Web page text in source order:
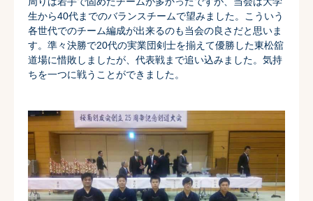
生から40代までのバランスチームで望みました。
こういう
各世代でのチーム編成が出来るのも当会の良さだと思いま
す。 準々決勝で20代の実業団剣士を揃えて優勝した東松舘
道場に惜敗 しましたが、代表戦まで追い込みました。 気持
ちを一つに戦うことができました。